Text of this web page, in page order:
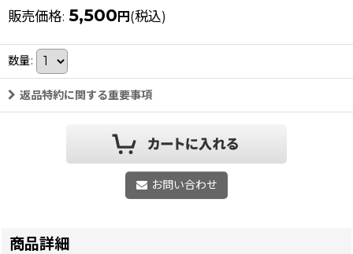
販売価格: 5,500円(税込)
数量:
返品特約に関する重要事項
お問い合わせ
商品詳細